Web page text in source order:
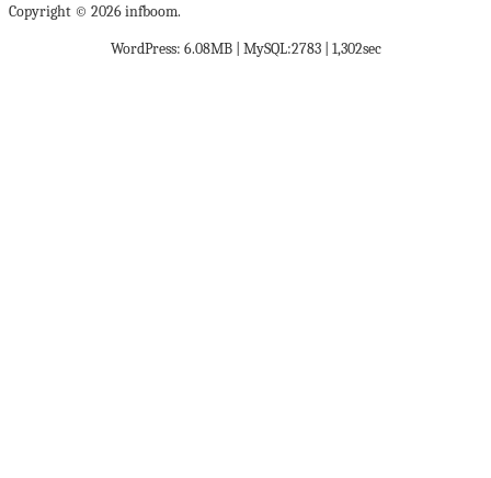
Copyright © 2026 infboom.
WordPress: 6.08MB | MySQL:2783 | 1,302sec